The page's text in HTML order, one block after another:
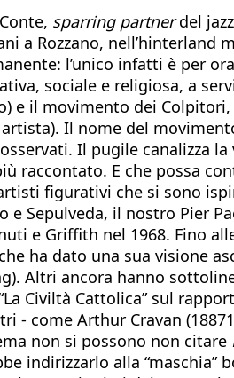
sparring partnerdel
a Rozzano,
l’unico infatti è per
sociale e religiosa, a
e il movimento dei
Il nome del
Il pugile canalizza la
raccontato. E che possa
figurativi che si sono
Sepulveda, il nostro Pier
e Griffith nel 1968. Fino
ha dato una sua visione
Altri ancora hanno
Civiltà Cattolica” sul
come Arthur Cravan
non si possono non citare
indirizzarlo alla “maschia”